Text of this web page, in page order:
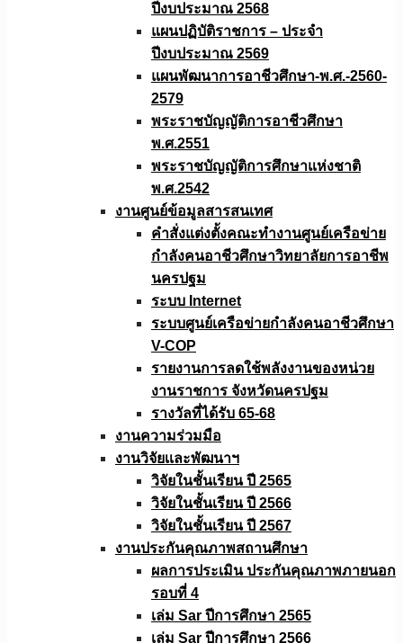
ปีงบประมาณ 2568
แผนปฏิบัติราชการ – ประจำ
ปีงบประมาณ 2569
แผนพัฒนาการอาชีวศึกษา-พ.ศ.-2560-
2579
พระราชบัญญัติการอาชีวศึกษา
พ.ศ.2551
พระราชบัญญัติการศึกษาแห่งชาติ
พ.ศ.2542
งานศูนย์ข้อมูลสารสนเทศ
คำสั่งแต่งตั้งคณะทำงานศูนย์เครือข่าย
กำลังคนอาชีวศึกษาวิทยาลัยการอาชีพ
นครปฐม
ระบบ Internet
ระบบศูนย์เครือข่ายกำลังคนอาชีวศึกษา
V-COP
รายงานการลดใช้พลังงานของหน่วย
งานราชการ จังหวัดนครปฐม
รางวัลที่ได้รับ 65-68
งานความร่วมมือ
งานวิจัยเเละพัฒนาฯ
วิจัยในชั้นเรียน ปี 2565
วิจัยในชั้นเรียน ปี 2566
วิจัยในชั้นเรียน ปี 2567
งานประกันคุณภาพสถานศึกษา
ผลการประเมิน ประกันคุณภาพภายนอก
รอบที่ 4
เล่ม Sar ปีการศึกษา 2565
เล่ม Sar ปีการศึกษา 2566